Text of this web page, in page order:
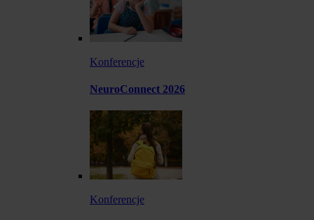
Konferencje
NeuroConnect 2026
Konferencje